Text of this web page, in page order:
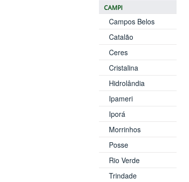
CAMPI
Campos Belos
Catalão
Ceres
Cristalina
Hidrolândia
Ipameri
Iporá
Morrinhos
Posse
Rio Verde
Trindade